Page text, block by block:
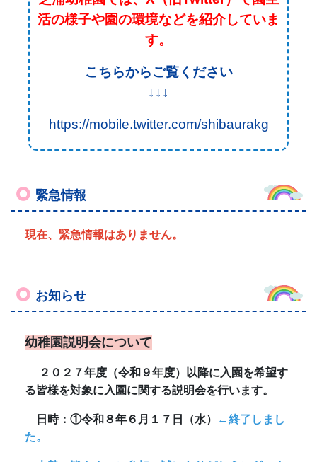
緊急情報
現在、緊急情報はありません。
お知らせ
２０２７年度（令和９年度）以降に入園を希望す
大勢の皆さまのご参加、誠にありがとうございま
した。
②９月９日（水）
※①と②は、同じ内容です。
場所：港区立芝浦幼稚園 ホール